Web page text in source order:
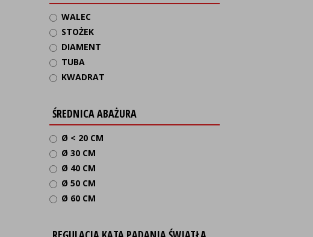
WALEC
STOŻEK
DIAMENT
TUBA
KWADRAT
ŚREDNICA ABAŻURA
Ø < 20 CM
Ø 30 CM
Ø 40 CM
Ø 50 CM
Ø 60 CM